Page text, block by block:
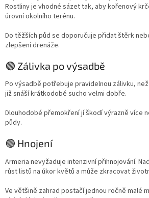
Rostliny je vhodné sázet tak, aby kořenový
úrovní okolního terénu.
Do těžších půd se doporučuje přidat štěrk
zlepšení drenáže.
🟢 Zálivka po výsadbě
Po výsadbě potřebuje pravidelnou zálivku,
již snáší krátkodobé sucho velmi dobře.
Dlouhodobé přemokření jí škodí výrazně více
půdy.
🟢 Hnojení
Armeria nevyžaduje intenzivní přihnojování.
růst listů na úkor květů a může zkracovat
Ve většině zahrad postačí jednou ročně malé